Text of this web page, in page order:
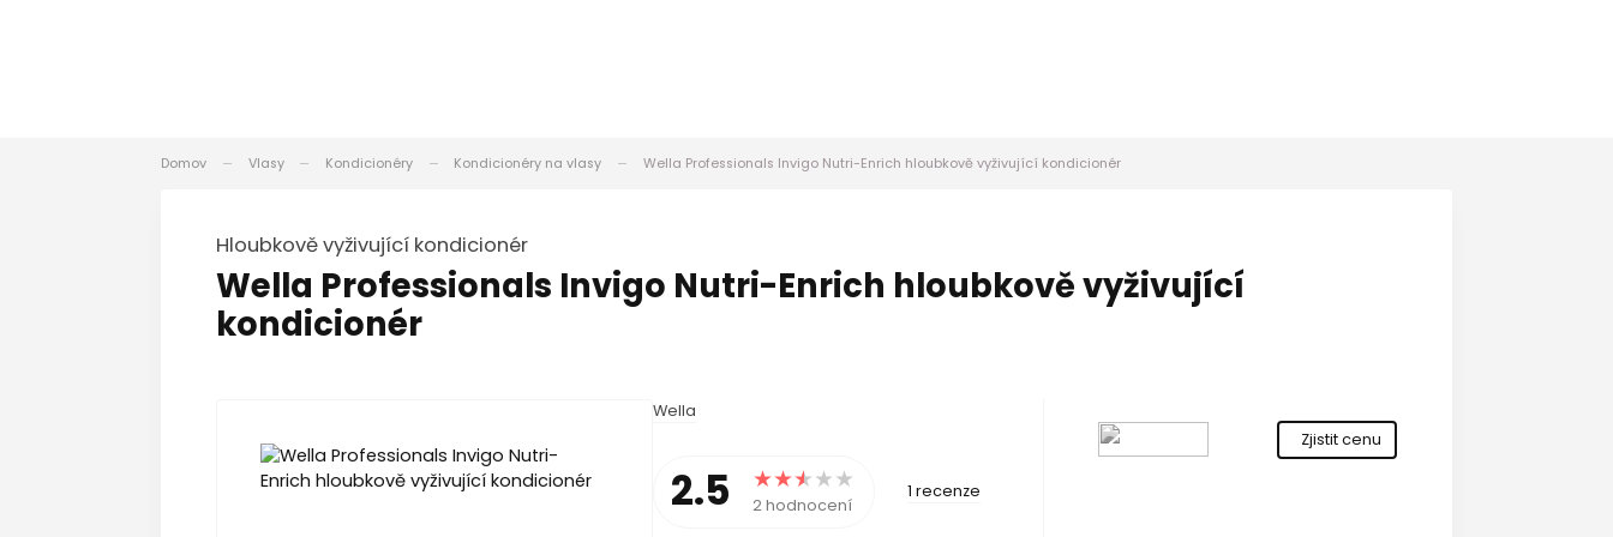
Domov Vlasy Kondicionéry Kondicionéry na vlasy Wella Professionals Invigo Nutri-Enrich hloubkově vyživující kondicionér
hloubkově vyživující kondicionér
Wella Professionals Invigo Nutri-Enrich hloubkově vyživující
kondicionér
Wella
2.5 2 hodnocení
1 recenze
Zjistit cenu